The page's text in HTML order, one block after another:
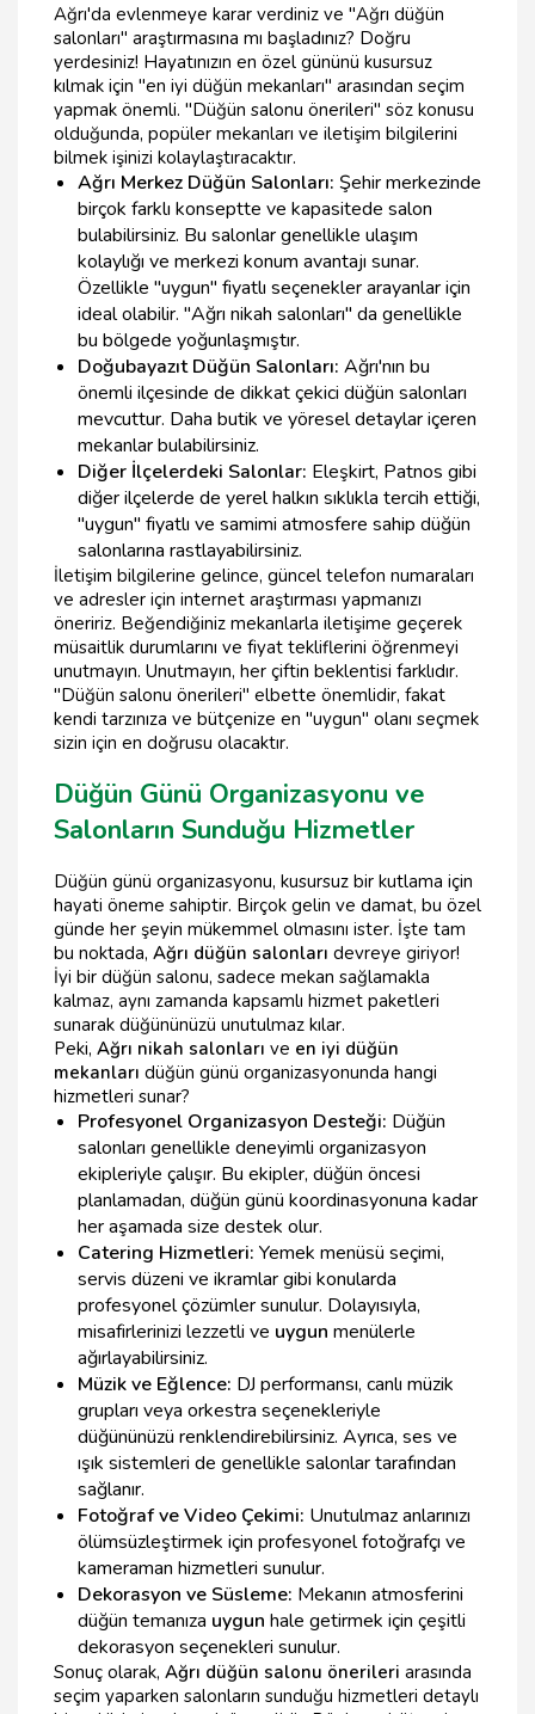
Ağrı'da evlenmeye karar verdiniz ve "Ağrı düğün
salonları" araştırmasına mı başladınız? Doğru
yerdesiniz! Hayatınızın en özel gününü kusursuz
kılmak için "en iyi düğün mekanları" arasından seçim
yapmak önemli. "Düğün salonu önerileri" söz konusu
olduğunda, popüler mekanları ve iletişim bilgilerini
bilmek işinizi kolaylaştıracaktır.
Ağrı Merkez Düğün Salonları: Şehir merkezinde
birçok farklı konseptte ve kapasitede salon
bulabilirsiniz. Bu salonlar genellikle ulaşım
kolaylığı ve merkezi konum avantajı sunar.
Özellikle "uygun" fiyatlı seçenekler arayanlar için
ideal olabilir. "Ağrı nikah salonları" da genellikle
bu bölgede yoğunlaşmıştır.
Doğubayazıt Düğün Salonları: Ağrı'nın bu
önemli ilçesinde de dikkat çekici düğün salonları
mevcuttur. Daha butik ve yöresel detaylar içeren
mekanlar bulabilirsiniz.
Diğer İlçelerdeki Salonlar: Eleşkirt, Patnos gibi
diğer ilçelerde de yerel halkın sıklıkla tercih ettiği,
"uygun" fiyatlı ve samimi atmosfere sahip düğün
salonlarına rastlayabilirsiniz.
İletişim bilgilerine gelince, güncel telefon numaraları
ve adresler için internet araştırması yapmanızı
öneririz. Beğendiğiniz mekanlarla iletişime geçerek
müsaitlik durumlarını ve fiyat tekliflerini öğrenmeyi
unutmayın. Unutmayın, her çiftin beklentisi farklıdır.
"Düğün salonu önerileri" elbette önemlidir, fakat
kendi tarzınıza ve bütçenize en "uygun" olanı seçmek
sizin için en doğrusu olacaktır.
Düğün Günü Organizasyonu ve
Salonların Sunduğu Hizmetler
Düğün günü organizasyonu, kusursuz bir kutlama için
hayati öneme sahiptir. Birçok gelin ve damat, bu özel
günde her şeyin mükemmel olmasını ister. İşte tam
bu noktada, Ağrı düğün salonları devreye giriyor!
İyi bir düğün salonu, sadece mekan sağlamakla
kalmaz, aynı zamanda kapsamlı hizmet paketleri
sunarak düğününüzü unutulmaz kılar.
Peki, Ağrı nikah salonları ve en iyi düğün
mekanları düğün günü organizasyonunda hangi
hizmetleri sunar?
Profesyonel Organizasyon Desteği: Düğün
salonları genellikle deneyimli organizasyon
ekipleriyle çalışır. Bu ekipler, düğün öncesi
planlamadan, düğün günü koordinasyonuna kadar
her aşamada size destek olur.
Catering Hizmetleri: Yemek menüsü seçimi,
servis düzeni ve ikramlar gibi konularda
profesyonel çözümler sunulur. Dolayısıyla,
misafirlerinizi lezzetli ve uygun menülerle
ağırlayabilirsiniz.
Müzik ve Eğlence: DJ performansı, canlı müzik
grupları veya orkestra seçenekleriyle
düğününüzü renklendirebilirsiniz. Ayrıca, ses ve
ışık sistemleri de genellikle salonlar tarafından
sağlanır.
Fotoğraf ve Video Çekimi: Unutulmaz anlarınızı
ölümsüzleştirmek için profesyonel fotoğrafçı ve
kameraman hizmetleri sunulur.
Dekorasyon ve Süsleme: Mekanın atmosferini
düğün temanıza uygun hale getirmek için çeşitli
dekorasyon seçenekleri sunulur.
Sonuç olarak, Ağrı düğün salonu önerileri arasında
seçim yaparken salonların sunduğu hizmetleri detaylı